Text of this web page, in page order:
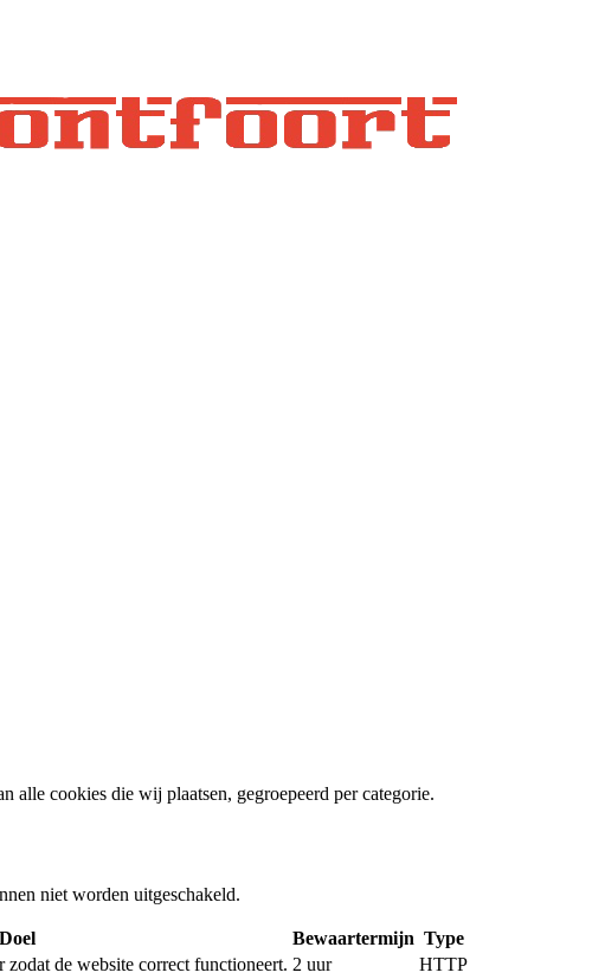
alle cookies die wij plaatsen, gegroepeerd per categorie.
niet worden uitgeschakeld.
Doel Bewaartermijn Type
zodat de website correct functioneert. 2 uur
HTTP